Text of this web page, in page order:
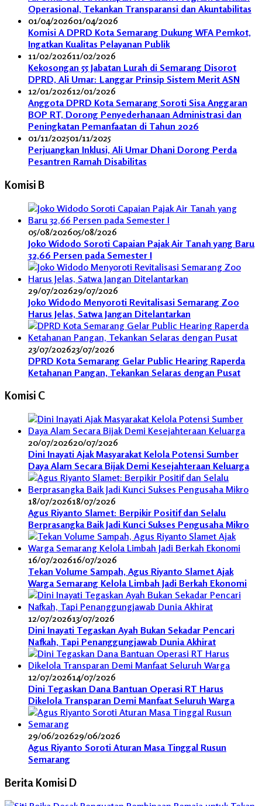
Operasional, Tekankan Transparansi dan Akuntabilitas
01/04/202601/04/2026
Komisi A DPRD Kota Semarang Dukung WFA Pemkot,
Ingatkan Kualitas Pelayanan Publik
11/02/202611/02/2026
Kekosongan 55 Jabatan Lurah di Semarang Disorot
DPRD, Ali Umar: Langgar Prinsip Sistem Merit ASN
12/01/202612/01/2026
Anggota DPRD Kota Semarang Soroti Sisa Anggaran
BOP RT, Dorong Penyederhanaan Administrasi dan
Peningkatan Pemanfaatan di Tahun 2026
01/11/202501/11/2025
Perjuangkan Inklusi, Ali Umar Dhani Dorong Perda
Pesantren Ramah Disabilitas
Komisi B
05/08/202605/08/2026
Joko Widodo Soroti Capaian Pajak Air Tanah yang Baru
32,66 Persen pada Semester I
29/07/202629/07/2026
Joko Widodo Menyoroti Revitalisasi Semarang Zoo
Harus Jelas, Satwa Jangan Ditelantarkan
23/07/202623/07/2026
DPRD Kota Semarang Gelar Public Hearing Raperda
Ketahanan Pangan, Tekankan Selaras dengan Pusat
Komisi C
20/07/202620/07/2026
Dini Inayati Ajak Masyarakat Kelola Potensi Sumber
Daya Alam Secara Bijak Demi Kesejahteraan Keluarga
18/07/202618/07/2026
Agus Riyanto Slamet: Berpikir Positif dan Selalu
Berprasangka Baik Jadi Kunci Sukses Pengusaha Mikro
16/07/202616/07/2026
Tekan Volume Sampah, Agus Riyanto Slamet Ajak
Warga Semarang Kelola Limbah Jadi Berkah Ekonomi
12/07/202613/07/2026
Dini Inayati Tegaskan Ayah Bukan Sekadar Pencari
Nafkah, Tapi Penanggungjawab Dunia Akhirat
12/07/202614/07/2026
Dini Tegaskan Dana Bantuan Operasi RT Harus
Dikelola Transparan Demi Manfaat Seluruh Warga
29/06/202629/06/2026
Agus Riyanto Soroti Aturan Masa Tinggal Rusun
Semarang
Berita Komisi D